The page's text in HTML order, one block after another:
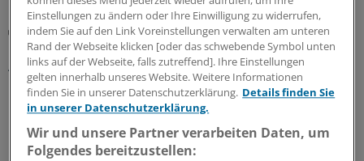
Heilpraktikerin scheitert mit Beschwerde
Bundesverfassungsgericht bestätigt
Arztvorbehalt bei Eigenbluttherapien
Blutentnahmen zur Herstellung nichthomöopathischer
Eigenblutprodukte bleiben Ärzten vorbehalten. Das
Bundesverfassungsgericht sieht darin einen wichtigen
Beitrag zur Patientensicherheit.
Einstellungen zu ändern oder Ihre Einwilligung zu widerrufen,
indem Sie auf den Link Voreinstellungen verwalten am unteren
Rand der Webseite klicken [oder das schwebende Symbol unten
links auf der Webseite, falls zutreffend]. Ihre Einstellungen
gelten innerhalb unseres Website. Weitere Informationen
finden Sie in unserer Datenschutzerklärung. Details finden Sie
in unserer Datenschutzerklärung.
Wir und unsere Partner verarbeiten Daten, um
Folgendes bereitzustellen: